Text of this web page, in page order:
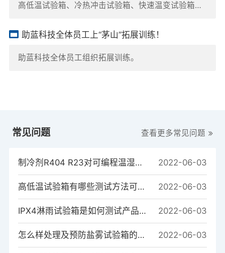
高低温试验箱、冷热冲击试验箱、快速温变试验箱、
验箱、臭氧老化试验箱、氙灯老化试验箱、步入式试
助蓝科技全体员工上“茅山”拓展训练！
助蓝科技全体员工组织拓展训练。
常见问题 查看更多常见问题
制冷剂R404 R23对可编程温湿度试验箱制冷系统的重要性 2022-06-03
高低温试验箱有哪些测试方法可以测试样品？ 2022-06-03
IPX4淋雨试验箱是如何测试产品的？ 2022-06-03
怎么样处理及预防盐雾试验箱的常见故障 2022-06-03